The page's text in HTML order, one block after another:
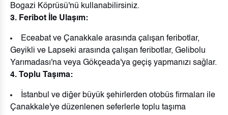
Bogazi Köprüsü'nü kullanabilirsiniz.
3. Feribot İle Ulaşım:
Eceabat ve Çanakkale arasında çalışan feribotlar,
Geyikli ve Lapseki arasında çalışan feribotlar, Gelibolu
Yarımadası'na veya Gökçeada'ya geçiş yapmanızı sağlar.
4. Toplu Taşıma:
İstanbul ve diğer büyük şehirlerden otobüs firmaları ile
Çanakkale'ye düzenlenen seferlerle toplu taşıma